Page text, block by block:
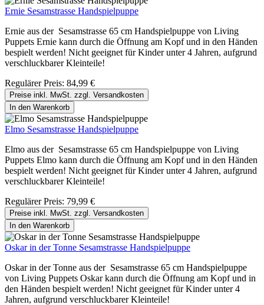
Ernie Sesamstrasse Handspielpuppe
Ernie aus der Sesamstrasse 65 cm Handspielpuppe von Living
Puppets Ernie kann durch die Öffnung am Kopf und in den Händen
bespielt werden! Nicht geeignet für Kinder unter 4 Jahren, aufgrund
verschluckbarer Kleinteile!
Regulärer Preis: 84,99 €
Preise inkl. MwSt. zzgl. Versandkosten
In den Warenkorb
Elmo Sesamstrasse Handspielpuppe
Elmo aus der Sesamstrasse 65 cm Handspielpuppe von Living
Puppets Elmo kann durch die Öffnung am Kopf und in den Händen
bespielt werden! Nicht geeignet für Kinder unter 4 Jahren, aufgrund
verschluckbarer Kleinteile!
Regulärer Preis: 79,99 €
Preise inkl. MwSt. zzgl. Versandkosten
In den Warenkorb
Oskar in der Tonne Sesamstrasse Handspielpuppe
Oskar in der Tonne aus der Sesamstrasse 65 cm Handspielpuppe
von Living Puppets Oskar kann durch die Öffnung am Kopf und in
den Händen bespielt werden! Nicht geeignet für Kinder unter 4
Jahren, aufgrund verschluckbarer Kleinteile!